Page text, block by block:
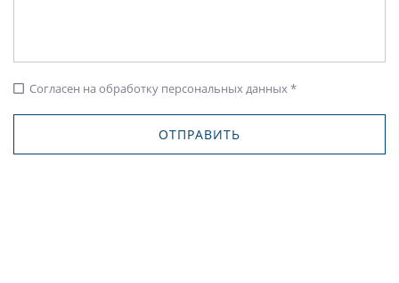
check_box_outline_blank Согласен на обработку персональных данных *